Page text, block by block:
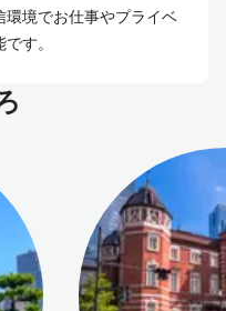
環境でお仕事やプライベ
す。